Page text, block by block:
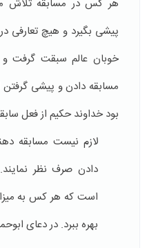
هر کس در مسابقه تلاش
پیشی بگیرد و هیچ تعارفی
خوبان عالم سبقت گرفت
مسابقه دادن و پیشی گرفتن
بود خداوند حکیم از فعل
لازم نیست مسابقه
دادن صرف نظر
است که هر کس به
بهره ببرد. در دعای